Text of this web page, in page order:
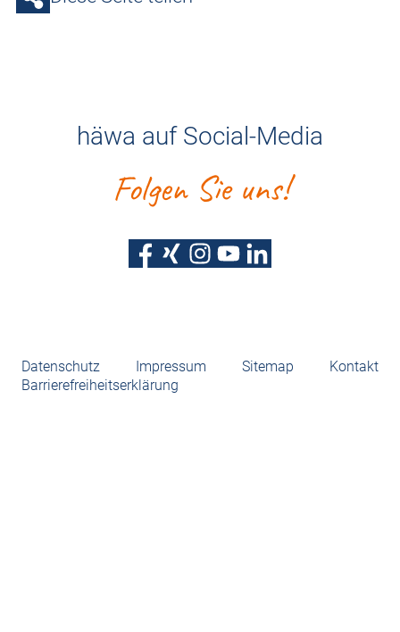
häwa auf Social-Media
Folgen Sie uns!
Datenschutz Impressum Sitemap
Kontakt
Barrierefreiheitserklärung